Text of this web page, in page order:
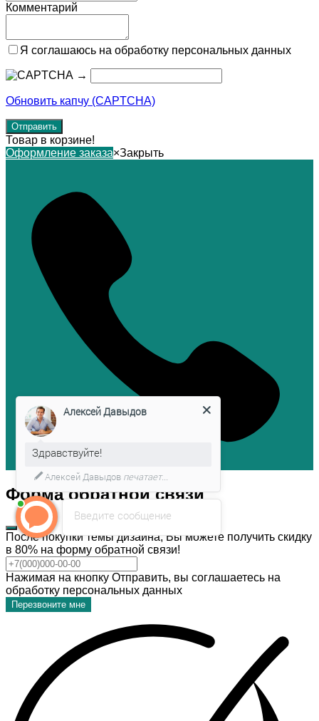
Комментарий
Я соглашаюсь на обработку персональных данных
→
Обновить капчу (CAPTCHA)
Товар в корзине!
Оформление заказа×Закрыть
Форма обратной связи
После покупки темы дизайна, Вы можете получить скидку
в 80% на форму обратной связи!
Нажимая на кнопку Отправить, вы соглашаетесь на
обработку персональных данных
Перезвоните мне
Введите сообщение
Алексей Давыдов
Здравствуйте!
Алексей Давыдов печатает...